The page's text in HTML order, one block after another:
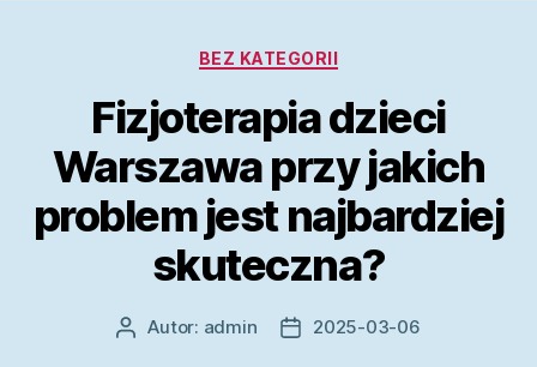
Kategorie
BEZ KATEGORII
Fizjoterapia dzieci
Warszawa przy jakich
problem jest najbardziej
skuteczna?
AutorAutor: admin
Data2025-03-06